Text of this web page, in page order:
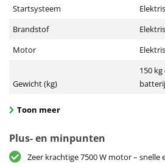
Startsysteem
Brandstof
Motor
Gewicht (kg)
150
Toon meer
Plus- en minpunten
Zeer krachtige 7500 W motor – snelle